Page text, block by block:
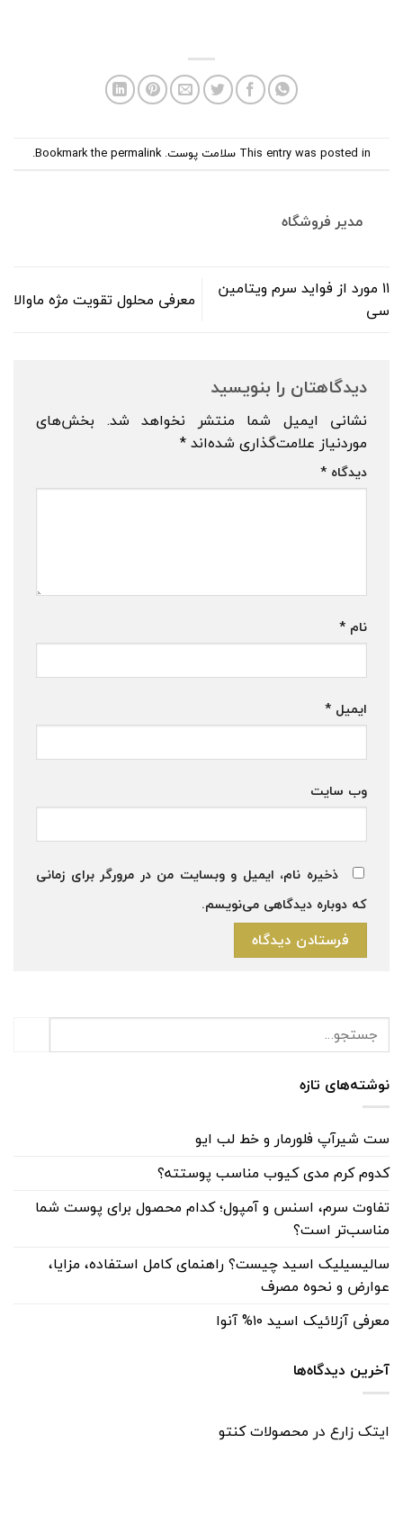
This entry was posted in سلامت پوست. Bookmark the
permalink
.
مدیر فروشگاه
۱۱ مورد از فواید سرم ویتامین
سی
معرفی محلول تقویت مژه ماوالا
دیدگاهتان را بنویسید
نشانی ایمیل شما منتشر نخواهد شد. بخش‌های
موردنیاز علامت‌گذاری شده‌اند*
دیدگاه *
نام *
ایمیل *
وب‌ سایت
ذخیره نام، ایمیل و وبسایت من در مرورگر برای زمانی
که دوباره دیدگاهی می‌نویسم.
نوشته‌های تازه
ست شیرآپ فلورمار و خط لب ایو
کدوم کرم مدی کیوب مناسب پوستته؟
تفاوت سرم، اسنس و آمپول؛ کدام محصول برای پوست شما
مناسب‌تر است؟
سالیسیلیک اسید چیست؟ راهنمای کامل استفاده، مزایا،
عوارض و نحوه مصرف
معرفی آزلائیک اسید ۱۰% آنوا
آخرین دیدگاه‌ها
ایتک زارع در محصولات کنتو